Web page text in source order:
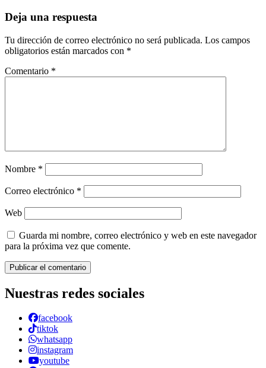
Deja una respuesta
Tu dirección de correo electrónico no será publicada. Los campos
obligatorios están marcados con *
Comentario *
Nombre *
Correo electrónico *
Web
Guarda mi nombre, correo electrónico y web en este navegador
para la próxima vez que comente.
Nuestras redes sociales
facebook
tiktok
whatsapp
instagram
youtube